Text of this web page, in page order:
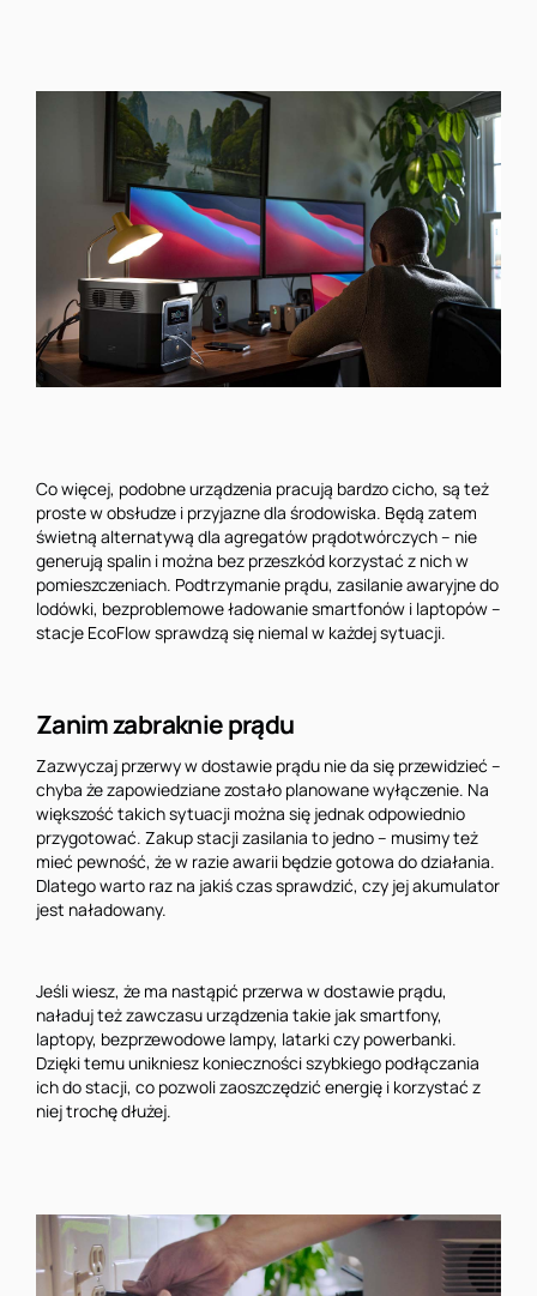
Co więcej, podobne urządzenia pracują bardzo cicho, są też
proste w obsłudze i przyjazne dla środowiska. Będą zatem
świetną alternatywą dla agregatów prądotwórczych – nie
generują spalin i można bez przeszkód korzystać z nich w
pomieszczeniach. Podtrzymanie prądu, zasilanie awaryjne do
lodówki, bezproblemowe ładowanie smartfonów i laptopów –
stacje EcoFlow sprawdzą się niemal w każdej sytuacji.
Zanim zabraknie prądu
Zazwyczaj przerwy w dostawie prądu nie da się przewidzieć –
chyba że zapowiedziane zostało planowane wyłączenie. Na
większość takich sytuacji można się jednak odpowiednio
przygotować. Zakup stacji zasilania to jedno – musimy też
mieć pewność, że w razie awarii będzie gotowa do działania.
Dlatego warto raz na jakiś czas sprawdzić, czy jej akumulator
jest naładowany.
Jeśli wiesz, że ma nastąpić przerwa w dostawie prądu,
naładuj też zawczasu urządzenia takie jak smartfony,
laptopy, bezprzewodowe lampy, latarki czy powerbanki.
Dzięki temu unikniesz konieczności szybkiego podłączania
ich do stacji, co pozwoli zaoszczędzić energię i korzystać z
niej trochę dłużej.